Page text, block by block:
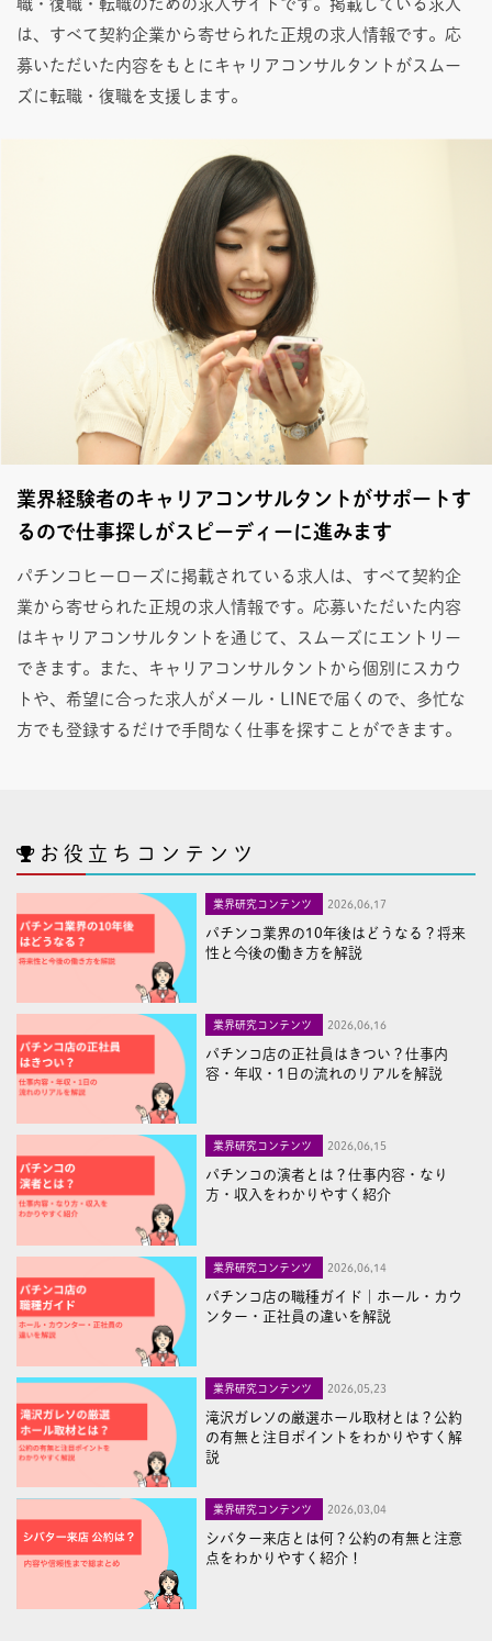
職・復職・転職のための求人サイトです。掲載している求人
は、すべて契約企業から寄せられた正規の求人情報です。応
募いただいた内容をもとにキャリアコンサルタントがスムー
ズに転職・復職を支援します。
業界経験者のキャリアコンサルタントがサポートす
るので仕事探しがスピーディーに進みます
パチンコヒーローズに掲載されている求人は、すべて契約企
業から寄せられた正規の求人情報です。応募いただいた内容
はキャリアコンサルタントを通じて、スムーズにエントリー
できます。また、キャリアコンサルタントから個別にスカウ
トや、希望に合った求人がメール・LINEで届くので、多忙な
方でも登録するだけで手間なく仕事を探すことができます。
お役立ちコンテンツ
業界研究コンテンツ 2026,06,17
パチンコ業界の10年後はどうなる？将来
性と今後の働き方を解説
業界研究コンテンツ 2026,06,16
パチンコ店の正社員はきつい？仕事内
容・年収・1日の流れのリアルを解説
業界研究コンテンツ 2026,06,15
パチンコの演者とは？仕事内容・なり
方・収入をわかりやすく紹介
業界研究コンテンツ 2026,06,14
パチンコ店の職種ガイド｜ホール・カウ
ンター・正社員の違いを解説
業界研究コンテンツ 2026,05,23
滝沢ガレソの厳選ホール取材とは？公約
の有無と注目ポイントをわかりやすく解
説
業界研究コンテンツ 2026,03,04
シバター来店とは何？公約の有無と注意
点をわかりやすく紹介！